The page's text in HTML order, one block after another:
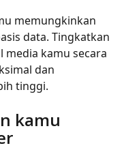
memungkinkan
data. Tingkatkan
kamu secara
dan
tinggi.
kamu